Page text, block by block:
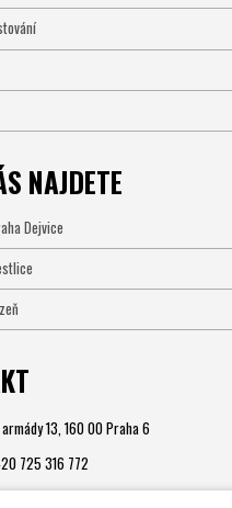
NAJDETE
Dejvice
13, 160 00 Praha 6
725 316 772